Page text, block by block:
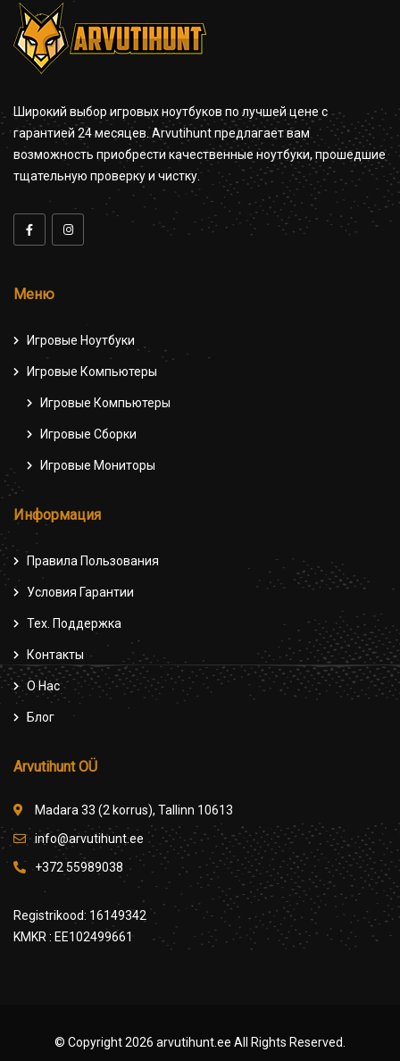
Широкий выбор игровых ноутбуков по лучшей цене с
гарантией 24 месяцев. Arvutihunt предлагает вам
возможность приобрести качественные ноутбуки, прошедшие
тщательную проверку и чистку.
Меню
Игровые Ноутбуки
Игровые Компьютеры
Игровые Компьютеры
Игровые Сборки
Игровые Мониторы
Информация
Правила Пользования
Условия Гарантии
Тех. Поддержка
Контакты
О Нас
Блог
Arvutihunt OÜ
Madara 33 (2 korrus), Tallinn 10613
info@arvutihunt.ee
+372 55989038
Registrikood: 16149342
KMKR : EE102499661
© Copyright 2026 arvutihunt.ee All Rights Reserved.